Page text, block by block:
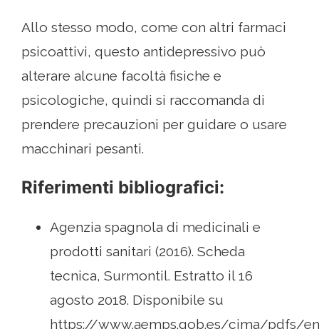
Allo stesso modo, come con altri farmaci
psicoattivi, questo antidepressivo può
alterare alcune facoltà fisiche e
psicologiche, quindi si raccomanda di
prendere precauzioni per guidare o usare
macchinari pesanti.
Riferimenti bibliografici:
Agenzia spagnola di medicinali e
prodotti sanitari (2016). Scheda
tecnica, Surmontil. Estratto il 16
agosto 2018. Disponibile su
https://www.aemps.gob.es/cima/pdfs/